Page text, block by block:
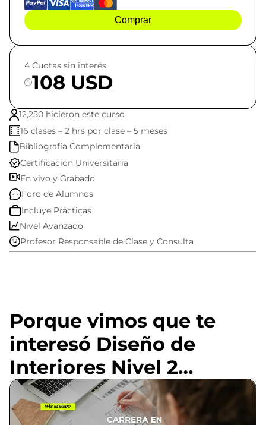
Comprar
4 Cuotas sin interés
108 USD
12,250 hicieron este curso
16 clases – 2 hrs por clase – 5 meses
Bibliografía Complementaria
Certificación Universitaria
En vivo y Grabado
Foro de Alumnos
Incluye Prácticas
Nivel Avanzado
Profesor Responsable de Clase y Consulta
Porque vimos que te
interesó Diseño de
Interiores Nivel 2…